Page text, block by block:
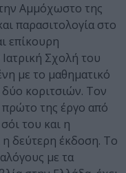
Αμμόχωστο της
παρασιτολογία στο
επίκουρη
Σχολή του
με το μαθηματικό
κοριτσιών. Τον
της έργο από
του και η
η δεύτερη έκδοση. Το
με τα